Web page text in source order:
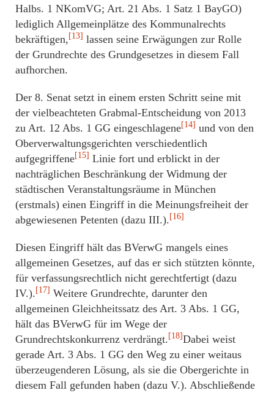
Halbs. 1 NKomVG; Art. 21 Abs. 1 Satz 1 BayGO)
lediglich Allgemeinplätze des Kommunalrechts
bekräftigen, [13] lassen seine Erwägungen zur Rolle
der Grundrechte des Grundgesetzes in diesem Fall
aufhorchen.
Der 8. Senat setzt in einem ersten Schritt seine mit
der vielbeachteten Grabmal-Entscheidung von 2013
zu Art. 12 Abs. 1 GG eingeschlagene[14] und von den
Oberverwaltungsgerichten verschiedentlich
aufgegriffene[15] Linie fort und erblickt in der
nachträglichen Beschränkung der Widmung der
städtischen Veranstaltungsräume in München
(erstmals) einen Eingriff in die Meinungsfreiheit der
abgewiesenen Petenten (dazu III.). [16]
Diesen Eingriff hält das BVerwG mangels eines
allgemeinen Gesetzes, auf das er sich stützten könnte,
für verfassungsrechtlich nicht gerechtfertigt (dazu
IV.). [17] Weitere Grundrechte, darunter den
allgemeinen Gleichheitssatz des Art. 3 Abs. 1 GG,
hält das BVerwG für im Wege der
Grundrechtskonkurrenz verdrängt. [18]Dabei weist
gerade Art. 3 Abs. 1 GG den Weg zu einer weitaus
überzeugenderen Lösung, als sie die Obergerichte in
diesem Fall gefunden haben (dazu V.). Abschließende